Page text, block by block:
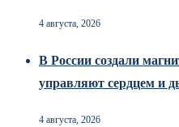
4 августа, 2026
В России создали
управляют сердцем и
4 августа, 2026